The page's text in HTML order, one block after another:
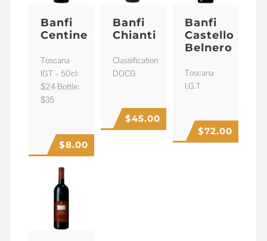
Banfi
Centine
Toscana
IGT – 50cl:
$24 Bottle:
$35
$8.00
Banfi
Chianti
Classification
DOCG
$45.00
Banfi
Castello
Belnero
Toscana
I.G.T
$72.00